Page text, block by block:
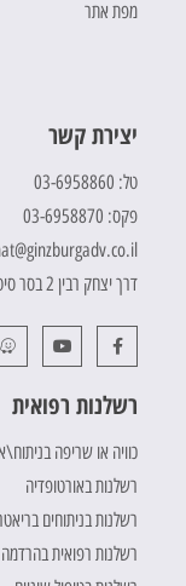
מפת אתר
יצירת קשר
טל: 03-6958860
פקס: 03-6958870
דרך יצחק רבין 2 בסר סיטי, מגדל I קומה 20 פתח תקוה
רשלנות רפואית
כוויה או שריפה
רשלנות באורטופדיה
רשלנות בניתוחים
רשלנות רפואית בהרדמה